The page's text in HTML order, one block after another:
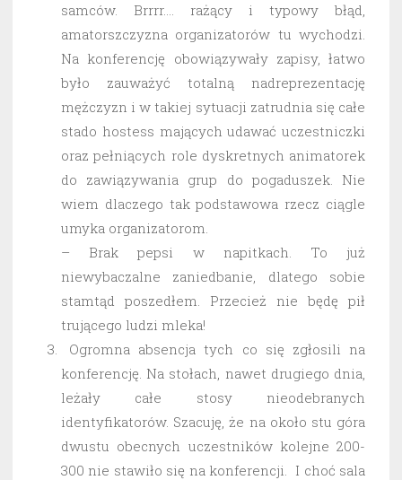
samców. Brrrr…. rażący i typowy błąd,
amatorszczyzna organizatorów tu wychodzi.
Na konferencję obowiązywały zapisy, łatwo
było zauważyć totalną nadreprezentację
mężczyzn i w takiej sytuacji zatrudnia się całe
stado hostess mających udawać uczestniczki
oraz pełniących role dyskretnych animatorek
do zawiązywania grup do pogaduszek. Nie
wiem dlaczego tak podstawowa rzecz ciągle
umyka organizatorom.
– Brak pepsi w napitkach. To już
niewybaczalne zaniedbanie, dlatego sobie
stamtąd poszedłem. Przecież nie będę pił
trującego ludzi mleka!
Ogromna absencja tych co się zgłosili na
konferencję. Na stołach, nawet drugiego dnia,
leżały całe stosy nieodebranych
identyfikatorów. Szacuję, że na około stu góra
dwustu obecnych uczestników kolejne 200-
300 nie stawiło się na konferencji. I choć sala